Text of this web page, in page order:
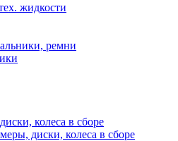
жидкости
ремни
колеса в сборе
диски, колеса в сборе